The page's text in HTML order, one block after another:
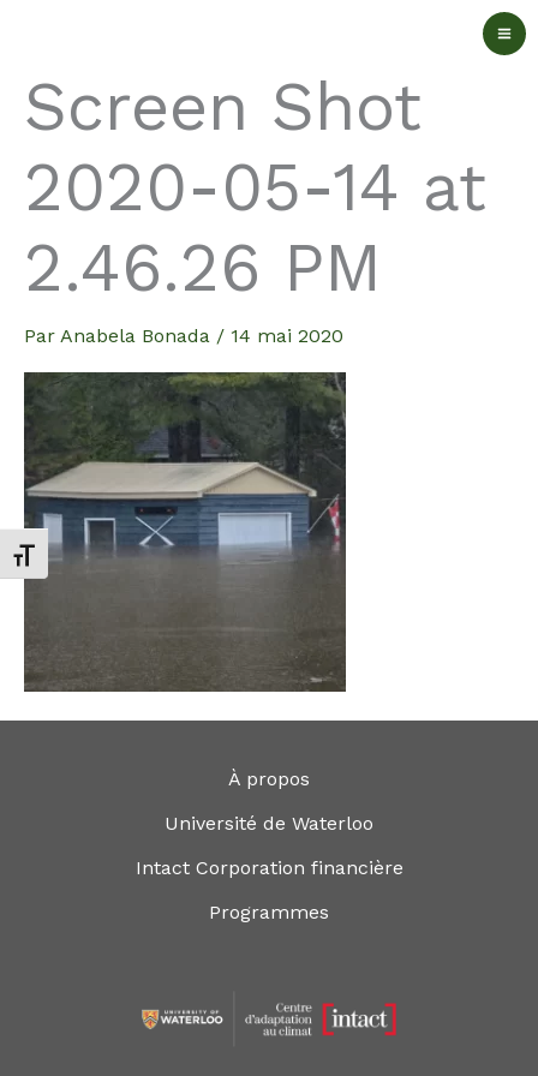
Changer la taille de la police
contenu
Screen Shot
2020-05-14 at
2.46.26 PM
Par Anabela Bonada / 14 mai 2020
À propos
Université de Waterloo
Intact Corporation financière
Programmes